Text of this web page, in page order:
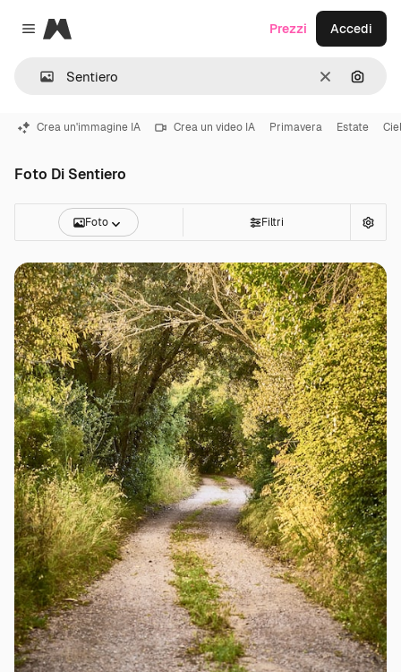
Close menu
Magnific
CancellaCerca
Prezzi Accedi
Crea un'immagine IA Crea un video IA Primavera Estate
Foto Di Sentiero
Foto Filtri